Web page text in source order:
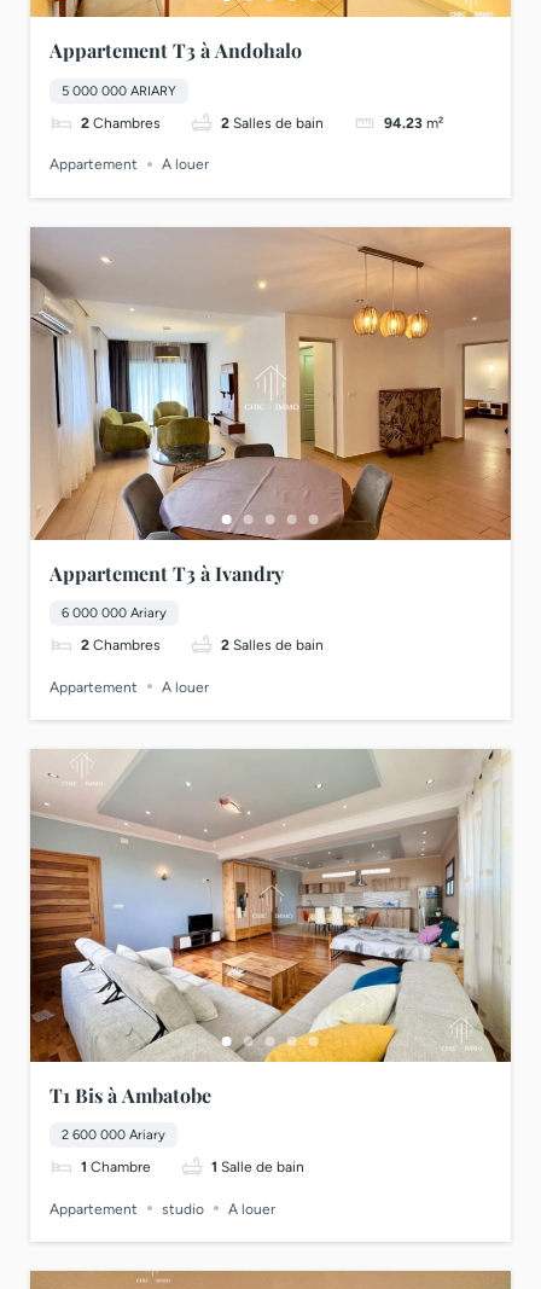
Appartement T3 à Andohalo
5 000 000 ARIARY
2 Chambres 2 Salles de bain 94.23 m²
Appartement A louer
Appartement T3 à Ivandry
6 000 000 Ariary
2 Chambres 2 Salles de bain
Appartement A louer
T1 Bis à Ambatobe
2 600 000 Ariary
1 Chambre 1 Salle de bain
Appartement studio A louer